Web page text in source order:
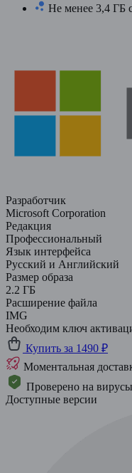
Не менее 3,4 ГБ
Разработчик
Microsoft Corporation
Редакция
Профессиональный
Язык интерфейса
Русский и Английский
Размер образа
2.2 ГБ
Расширение файла
IMG
Необходим ключ
Купить за 1490 ₽
Моментальная
Проверено на вирусы
Доступные версии